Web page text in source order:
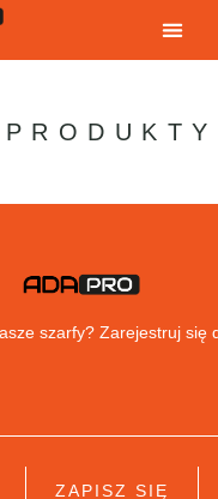
PRODUKTY
szarfy? Zarejestruj się
ZAPISZ SIĘ